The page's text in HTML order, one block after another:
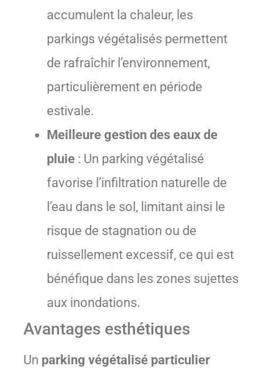
accumulent la chaleur, les
parkings végétalisés permettent
de rafraîchir l’environnement,
particulièrement en période
estivale.
Meilleure gestion des eaux de
pluie : Un parking végétalisé
favorise l’infiltration naturelle de
l’eau dans le sol, limitant ainsi le
risque de stagnation ou de
ruissellement excessif, ce qui est
bénéfique dans les zones sujettes
aux inondations.
Avantages esthétiques
Un parking végétalisé particulier